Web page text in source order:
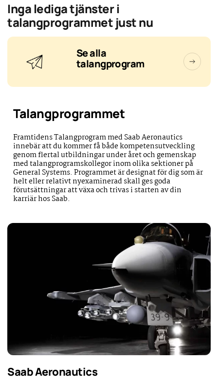
Inga lediga tjänster i
talangprogrammet just nu
Se alla
talangprogram
Talangprogrammet
Framtidens Talangprogram med Saab Aeronautics
innebär att du kommer få både kompetensutveckling
genom flertal utbildningar under året och gemenskap
med talangprogramskollegor inom olika sektioner på
General Systems. Programmet är designat för dig som är
helt eller relativt nyexaminerad skall ges goda
förutsättningar att växa och trivas i starten av din
karriär hos Saab.
Saab Aeronautics